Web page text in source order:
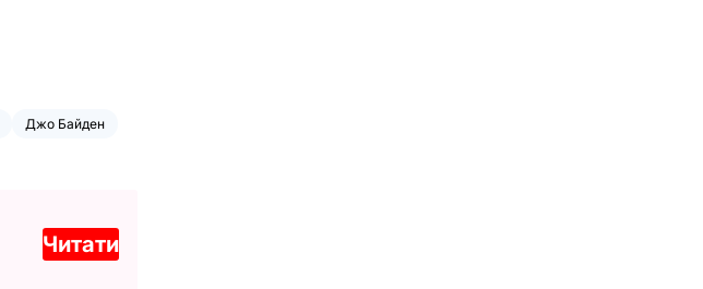
Джо Байден
Читати